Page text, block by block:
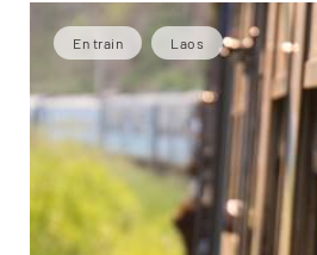
En train Laos